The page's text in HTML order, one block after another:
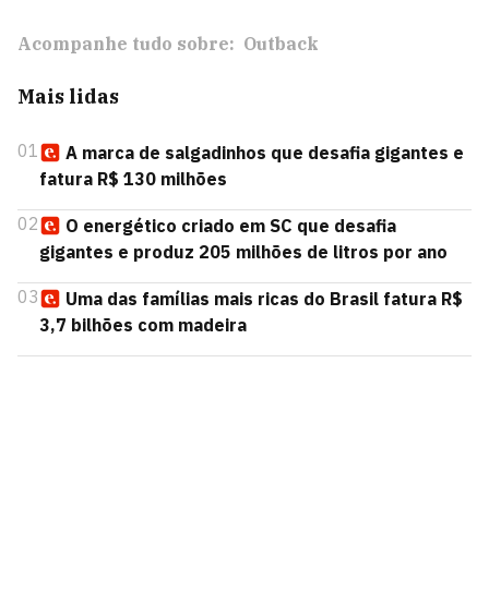
Acompanhe tudo sobre: Outback
Mais lidas
01
A marca de salgadinhos que desafia gigantes e
fatura R$ 130 milhões
02
O energético criado em SC que desafia
gigantes e produz 205 milhões de litros por ano
03
Uma das famílias mais ricas do Brasil fatura R$
3,7 bilhões com madeira